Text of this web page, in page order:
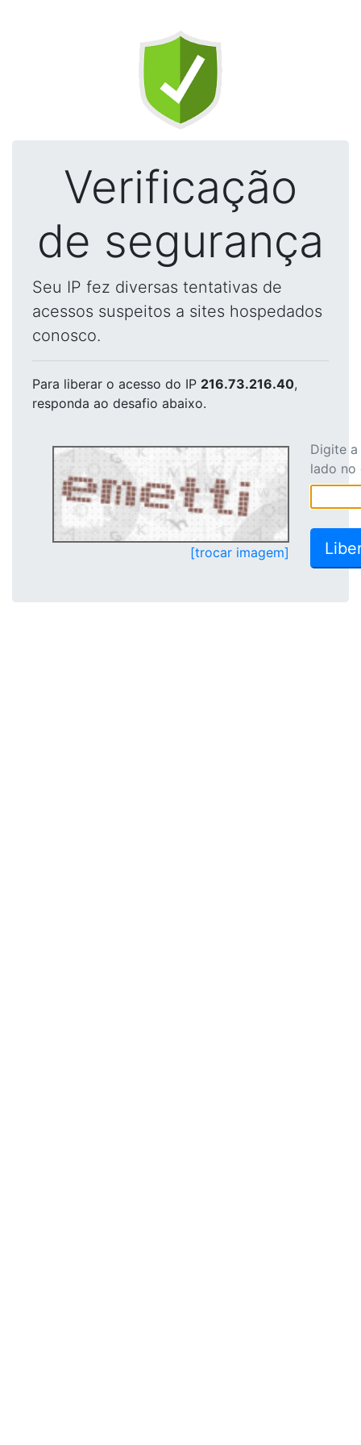
Verificação
de segurança
Seu IP fez diversas tentativas de
acessos suspeitos a sites hospedados
conosco.
Para liberar o acesso do IP 216.73.216.40,
responda ao desafio abaixo.
[trocar imagem]
Digite
lado no